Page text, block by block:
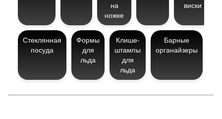
на
ножке
виски
Стеклянная
посуда
Формы
для
льда
Клише-
штампы
для
льда
Барные
органайзеры